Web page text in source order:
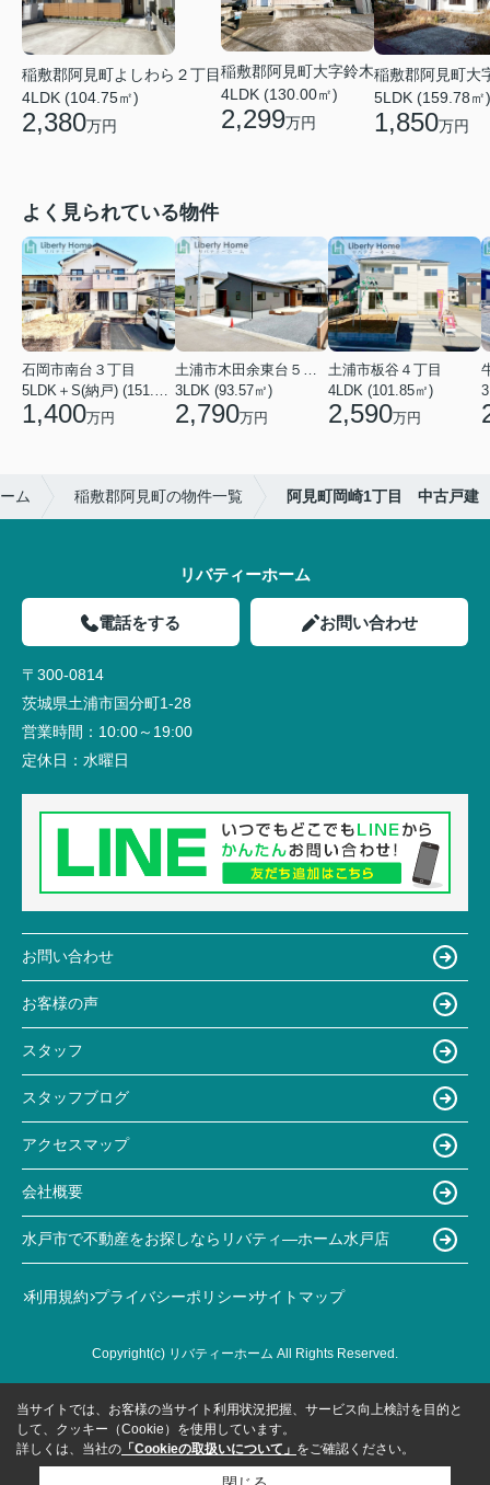
稲敷郡阿見町よしわら２丁目
4LDK (104.75㎡)
2,380万円
稲敷郡阿見町大字鈴木
4LDK (130.00㎡)
2,299万円
稲敷郡阿見町大
5LDK (159.78㎡)
1,850万円
よく見られている物件
石岡市南台３丁目
1,400万円
3LDK (93.57㎡)
2,790万円
土浦市板谷４丁目
4LDK (101.85㎡)
2,590万円
ム 稲敷郡阿見町の物件一覧 阿見町岡崎1丁目 中古戸建
リバティーホーム
電話をする お問い合わせ
〒300-0814
茨城県土浦市国分町1-28
営業時間： 10:00～19:00
定休日： 水曜日
お問い合わせ
お客様の声
スタッフ
スタッフブログ
アクセスマップ
会社概要
水戸市で不動産をお探しならリバティ―ホーム水戸店
利用規約 プライバシーポリシー サイトマップ
Copyright(c) リバティーホーム All Rights Reserved.
当サイトでは、お客様の当サイト利用状況把握、サービス向上検討を目的と
して、クッキー（Cookie）を使用しています。
詳しくは、当社の 「Cookieの取扱いについて」 をご確認ください。